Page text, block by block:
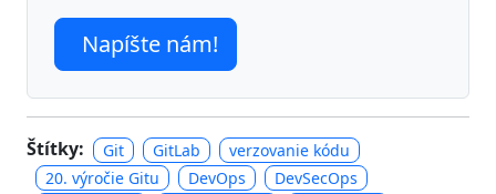
Napíšte nám!
Štítky: Git GitLab
verzovanie kódu
20. výročie Gitu
DevOps
DevSecOps